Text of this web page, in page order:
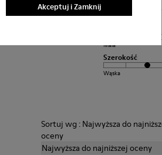
Akceptuj i Zamknij
Mala
Szerokość
Wąska
Sortuj wg : Najwyższa do
oceny
Najwyższa do najniższej oceny